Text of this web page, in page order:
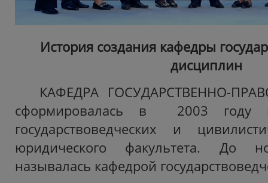
История создания кафедры
дисциплин
КАФЕДРА ГОСУДАРСТВЕННО-
сформировалась в 2003 году
государствоведческих и
юридического факультета. До
называлась кафедрой